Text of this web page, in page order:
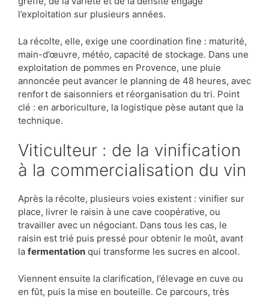
l’exploitation sur plusieurs années.
La récolte, elle, exige une coordination fine : maturité,
main-d’œuvre, météo, capacité de stockage. Dans une
exploitation de pommes en Provence, une pluie
annoncée peut avancer le planning de 48 heures, avec
renfort de saisonniers et réorganisation du tri. Point
clé : en arboriculture, la logistique pèse autant que la
technique.
Viticulteur : de la vinification
à la commercialisation du vin
Après la récolte, plusieurs voies existent : vinifier sur
place, livrer le raisin à une cave coopérative, ou
travailler avec un négociant. Dans tous les cas, le
raisin est trié puis pressé pour obtenir le moût, avant
la fermentation qui transforme les sucres en alcool.
Viennent ensuite la clarification, l’élevage en cuve ou
en fût, puis la mise en bouteille. Ce parcours, très